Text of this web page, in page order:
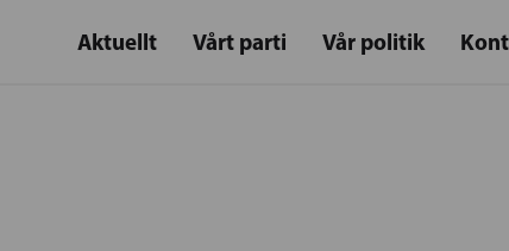
Aktuellt Vårt parti Vår politik